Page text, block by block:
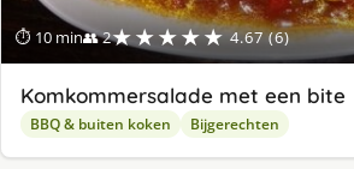
⏱ 10 min👥 2★★★★★ 4.67 (6)
Komkommersalade met een bite
BBQ & buiten koken Bijgerechten